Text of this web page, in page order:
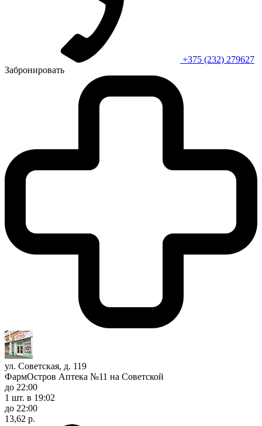
+375 (232) 279627
Забронировать
ул. Советская, д. 119
ФармОстров Аптека №11 на Советской
до 22:00
1 шт. в 19:02
до 22:00
13,62 р.